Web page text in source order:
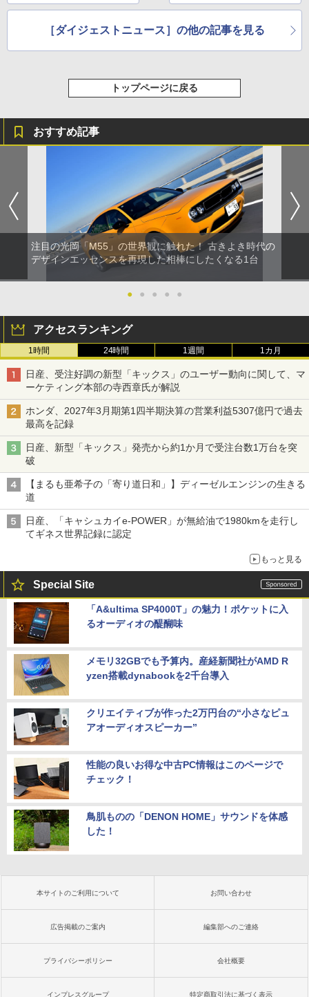
［ダイジェストニュース］の他の記事を見る
トップページに戻る
おすすめ記事
注目の光岡「M55」の世界観に触れた！ 古きよき時代の
デザインエッセンスを再現した相棒にしたくなる1台
● ● ● ● ●
アクセスランキング
1時間 24時間 1週間 1カ月
日産、受注好調の新型「キックス」のユーザー動向に関して、マ
ーケティング本部の寺西章氏が解説
ホンダ、2027年3月期第1四半期決算の営業利益5307億円で過去
最高を記録
日産、新型「キックス」発売から約1か月で受注台数1万台を突
破
【まるも亜希子の「寄り道日和」】ディーゼルエンジンの生きる
道
日産、「キャシュカイe-POWER」が無給油で1980kmを走行し
てギネス世界記録に認定
もっと見る
Special Site
「A&ultima SP4000T」の魅力！ポケットに入
るオーディオの醍醐味
メモリ32GBでも予算内。産経新聞社がAMD R
yzen搭載dynabookを2千台導入
クリエイティブが作った2万円台の“小さなピュ
アオーディオスピーカー”
性能の良いお得な中古PC情報はこのページで
チェック！
鳥肌ものの「DENON HOME」サウンドを体感
した！
本サイトのご利用について お問い合わせ
広告掲載のご案内 編集部へのご連絡
プライバシーポリシー 会社概要
インプレスグループ 特定商取引法に基づく表示